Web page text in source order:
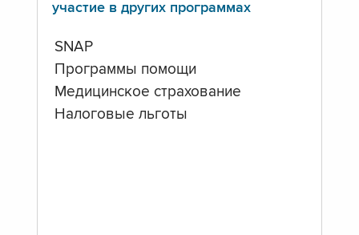
участие в других программах
SNAP
Программы помощи
Медицинское страхование
Налоговые льготы